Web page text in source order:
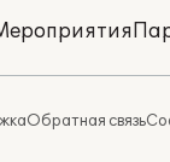
Обратная связь